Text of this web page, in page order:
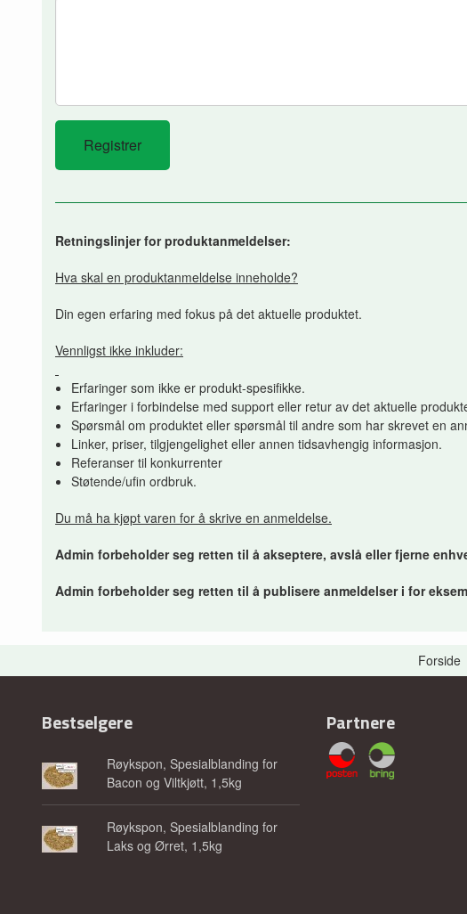
Retningslinjer for produktanmeldelser:
Hva skal en produktanmeldelse inneholde?
Din egen erfaring med fokus på det aktuelle produktet.
Vennligst ikke inkluder:
Erfaringer som ikke er produkt-spesifikke.
Erfaringer i forbindelse med support eller retur av det aktuelle
Spørsmål om produktet eller spørsmål til andre som har skrevet en
Linker, priser, tilgjengelighet eller annen tidsavhengig informasjon.
Referanser til konkurrenter
Støtende/ufin ordbruk.
Du må ha kjøpt varen for å skrive en anmeldelse.
Admin forbeholder seg retten til å akseptere, avslå eller fjerne
Admin forbeholder seg retten til å publisere anmeldelser i for
Forside
Bestselgere
Røykspon, Spesialblanding for
Bacon og Viltkjøtt, 1,5kg
Røykspon, Spesialblanding for
Laks og Ørret, 1,5kg
Partnere